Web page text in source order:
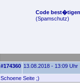
Code
(Spamschutz)
#174360 13.08.2018 - 13:09 Uhr
Schoene Seite ;)